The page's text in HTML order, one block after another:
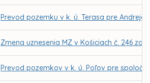
Prevod pozemku v k. ú. Terasa pre Andreja
Zmena uznesenia MZ v Košiciach č. 246 zo
Prevod pozemkov v k. ú. Poľov pre